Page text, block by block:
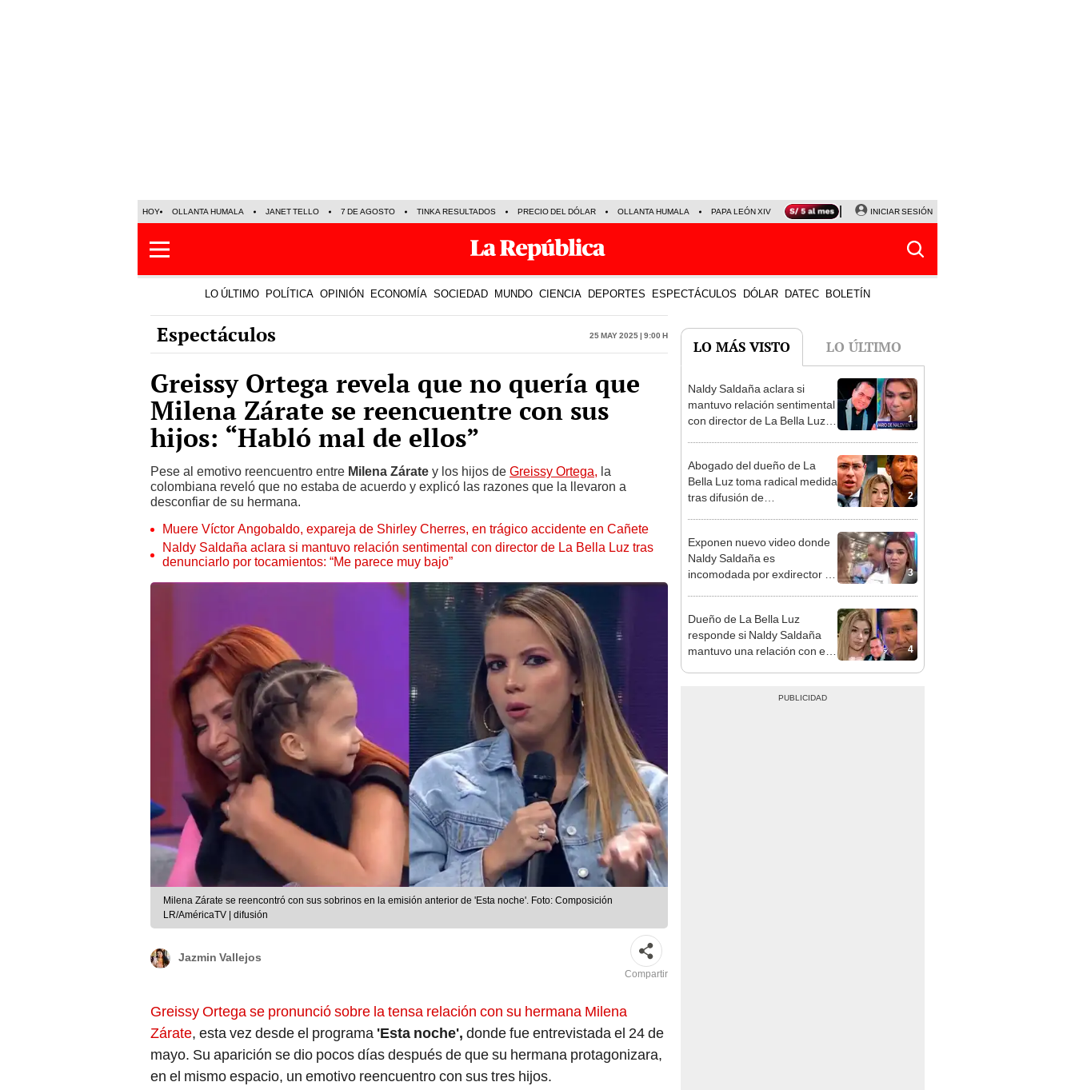
HOY OLLANTA HUMALA JANET TELLO 7 DE AGOSTO TINKA RESULTADOS PRECIO DEL DÓLAR OLLANTA HUMALA PAPA LEÓN XIV NALDY SALDAÑA LA BELLA LUZ
INICIAR SESIÓN
LO ÚLTIMO POLÍTICA OPINIÓN ECONOMÍA SOCIEDAD MUNDO CIENCIA DEPORTES ESPECTÁCULOS DÓLAR DATEC BOLETÍN
Espectáculos 25 May 2025 | 9:00 h
Greissy Ortega revela que no quería que
Milena Zárate se reencuentre con sus
hijos: “Habló mal de ellos”
Pese al emotivo reencuentro entre Milena Zárate y los hijos de Greissy Ortega, la
colombiana reveló que no estaba de acuerdo y explicó las razones que la llevaron a
desconfiar de su hermana.
Muere Víctor Angobaldo, expareja de Shirley Cherres, en trágico accidente en Cañete
Naldy Saldaña aclara si mantuvo relación sentimental con director de La Bella Luz tras
denunciarlo por tocamientos: “Me parece muy bajo”
Milena Zárate se reencontró con sus sobrinos en la emisión anterior de 'Esta noche'. Foto: Composición
LR/AméricaTV | difusión
Jazmin Vallejos
Compartir
Greissy Ortega se pronunció sobre la tensa relación con su hermana Milena
Zárate, esta vez desde el programa 'Esta noche', donde fue entrevistada el 24 de
mayo. Su aparición se dio pocos días después de que su hermana protagonizara,
en el mismo espacio, un emotivo reencuentro con sus tres hijos.
LO MÁS VISTO LO ÚLTIMO
1
Naldy Saldaña aclara si
mantuvo relación sentimental
con director de La Bella Luz
bajo”
2
Abogado del dueño de La
Bella Luz toma radical medida
tras difusión de
3
Exponen nuevo video donde
Naldy Saldaña es
incomodada por exdirector de
4
Dueño de La Bella Luz
responde si Naldy Saldaña
mantuvo una relación con el